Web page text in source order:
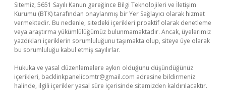
Sitemiz, 5651 Sayılı Kanun gereğince Bilgi Teknolojileri ve İletişim
Kurumu (BTK) tarafından onaylanmış bir Yer Sağlayıcı olarak hizmet
vermektedir. Bu nedenle, sitedeki içerikleri proaktif olarak denetleme
veya araştırma yükümlülüğümüz bulunmamaktadır. Ancak, üyelerimiz
yazdıkları içeriklerin sorumluluğunu taşımakta olup, siteye üye olarak
bu sorumluluğu kabul etmiş sayılırlar.
Hukuka ve yasal düzenlemelere aykırı olduğunu düşündüğünüz
içerikleri, backlinkpanelicomtr@gmail.com adresine bildirmeniz
halinde, ilgili içerikler yasal süre içerisinde sitemizden kaldırılacaktır.